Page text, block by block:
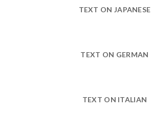
TEXT ON JAPANESE
TEXT ON GERMAN
TEXT ON ITALIAN